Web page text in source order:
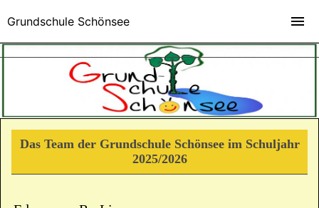
Das Team der Grundschule Schönsee im Schuljahr
2025/2026
Grundschule Schönsee